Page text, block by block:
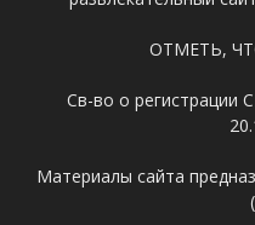
ОТМЕТЬ,
Св-во о
Материалы сайта